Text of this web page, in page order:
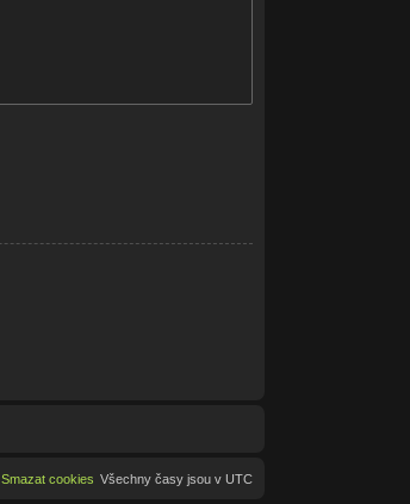
Všechny časy jsou v UTC
Smazat cookies